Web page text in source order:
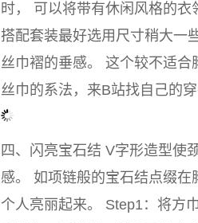
时， 可以将带有休闲风格的衣
搭配套装最好选用尺寸稍大一
丝巾褶的垂感。 这个较不适合
丝巾的系法，来B站找自己的
四、闪亮宝石结 V字形造型使
感。 如项链般的宝石结点缀在
个人亮丽起来。 Step1：将方